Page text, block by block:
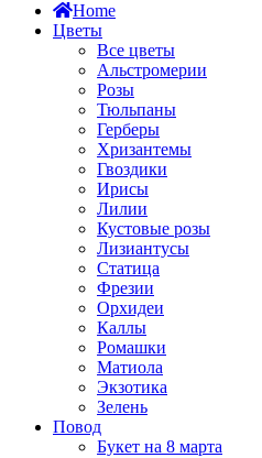
Home
Цветы
Все цветы
Альстромерии
Розы
Тюльпаны
Герберы
Хризантемы
Гвоздики
Ирисы
Лилии
Кустовые розы
Лизиантусы
Статица
Фрезии
Орхидеи
Каллы
Ромашки
Матиола
Экзотика
Зелень
Повод
Букет на 8 марта